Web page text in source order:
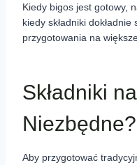
Kiedy bigos jest gotowy,
kiedy składniki
przygotowania na
Składniki
Niezbędne?
Aby przygotować